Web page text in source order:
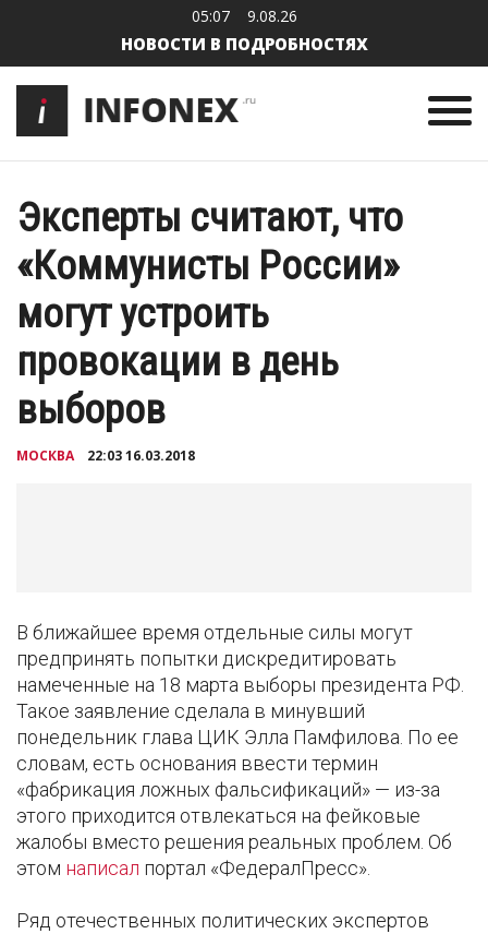
05:07 9.08.26
НОВОСТИ В ПОДРОБНОСТЯХ
Эксперты считают, что
«Коммунисты России»
могут устроить
провокации в день
выборов
МОСКВА 22:03 16.03.2018
В ближайшее время отдельные силы могут
предпринять попытки дискредитировать
намеченные на 18 марта выборы президента РФ.
Такое заявление сделала в минувший
понедельник глава ЦИК Элла Памфилова. По ее
словам, есть основания ввести термин
«фабрикация ложных фальсификаций» — из-за
этого приходится отвлекаться на фейковые
жалобы вместо решения реальных проблем. Об
этом написал портал «ФедералПресс».
Ряд отечественных политических экспертов